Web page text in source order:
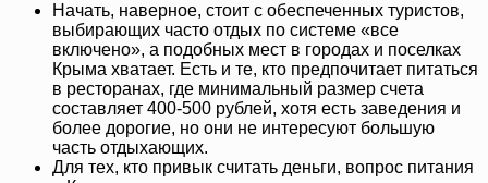
Начать, наверное, стоит с обеспеченных туристов,
выбирающих часто отдых по системе «все
включено», а подобных мест в городах и поселках
Крыма хватает. Есть и те, кто предпочитает питаться
в ресторанах, где минимальный размер счета
составляет 400-500 рублей, хотя есть заведения и
более дорогие, но они не интересуют большую
часть отдыхающих.
Для тех, кто привык считать деньги, вопрос питания